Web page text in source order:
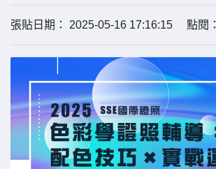
張貼日期： 2025-05-16 17:16:15 點閱：